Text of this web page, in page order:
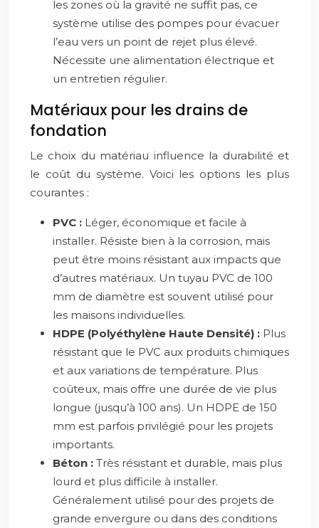
les zones où la gravité ne suffit pas, ce
système utilise des pompes pour évacuer
l’eau vers un point de rejet plus élevé.
Nécessite une alimentation électrique et
un entretien régulier.
Matériaux pour les drains de
fondation
Le choix du matériau influence la durabilité et
le coût du système. Voici les options les plus
courantes :
PVC : Léger, économique et facile à
installer. Résiste bien à la corrosion, mais
peut être moins résistant aux impacts que
d’autres matériaux. Un tuyau PVC de 100
mm de diamètre est souvent utilisé pour
les maisons individuelles.
HDPE (Polyéthylène Haute Densité) : Plus
résistant que le PVC aux produits chimiques
et aux variations de température. Plus
coûteux, mais offre une durée de vie plus
longue (jusqu’à 100 ans). Un HDPE de 150
mm est parfois privilégié pour les projets
importants.
Béton : Très résistant et durable, mais plus
lourd et plus difficile à installer.
Généralement utilisé pour des projets de
grande envergure ou dans des conditions